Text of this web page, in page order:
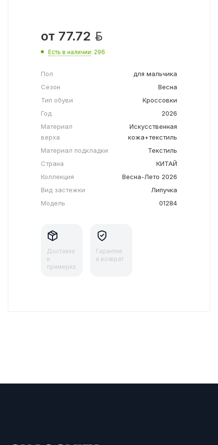
от 77.72 
Есть в наличии: 296
Пол
для мальчика
Сезон
Весна
Тип обуви
Кроссовки
Год
2026
Материал
верха
Искусственная
кожа+текстиль
Материал подкладки
Текстиль
Страна
КИТАЙ
Коллекция
Весна-Лето 2026
Вид застежки
Липучка
Модель
01284
Доставка
и
примерка
Гарантия
и возврат